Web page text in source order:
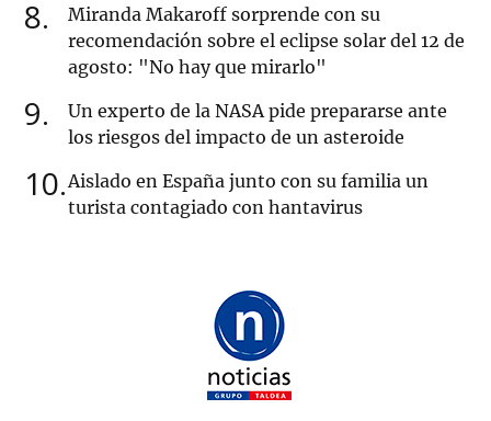
8
Miranda Makaroff sorprende con su
recomendación sobre el eclipse solar del 12 de
agosto: "No hay que mirarlo"
9
Un experto de la NASA pide prepararse ante
los riesgos del impacto de un asteroide
10 Aislado en España junto con su familia un
turista contagiado con hantavirus